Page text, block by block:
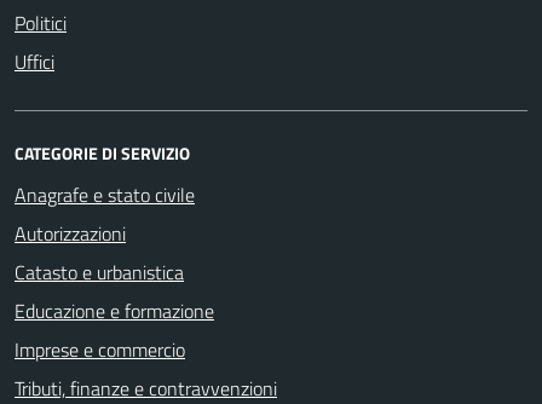
Politici
Uffici
CATEGORIE DI SERVIZIO
Anagrafe e stato civile
Autorizzazioni
Catasto e urbanistica
Educazione e formazione
Imprese e commercio
Tributi, finanze e contravvenzioni